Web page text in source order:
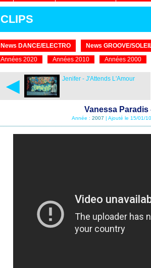
CLIPS
News DANCE/ELECTRO News GROOVE/
Années 2020
Années 2010 Années 2000
◄ Jenifer - J'Attends L'Amour
Vanessa Paradis
Année : 2007 | Ajouté le 15/01/